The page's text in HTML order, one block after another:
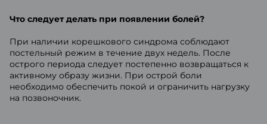
Что следует делать при появлении болей?
При наличии корешкового синдрома соблюдают
постельный режим в течение двух недель. После
острого периода следует постепенно возвращаться к
активному образу жизни. При острой боли
необходимо обеспечить покой и ограничить нагрузку
на позвоночник.